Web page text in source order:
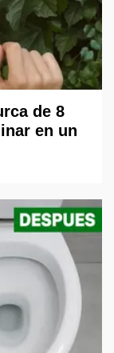
de 8
en un